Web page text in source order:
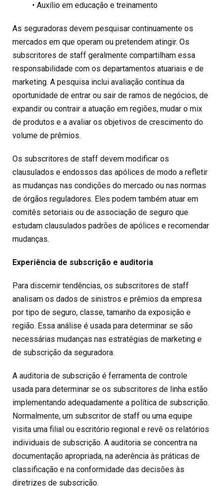
• Auxílio em educação e treinamento
As seguradoras devem pesquisar continuamente os
mercados em que operam ou pretendem atingir. Os
subscritores de staff geralmente compartilham essa
responsabilidade com os departamentos atuariais e de
marketing. A pesquisa inclui avaliação contínua da
oportunidade de entrar ou sair de ramos de negócios, de
expandir ou contrair a atuação em regiões, mudar o mix
de produtos e a avaliar os objetivos de crescimento do
volume de prêmios.
Os subscritores de staff devem modificar os
clausulados e endossos das apólices de modo a refletir
as mudanças nas condições do mercado ou nas normas
de órgãos reguladores. Eles podem também atuar em
comitês setoriais ou de associação de seguro que
estudam clausulados padrões de apólices e recomendar
mudanças.
Experiência de subscrição e auditoria
Para discernir tendências, os subscritores de staff
analisam os dados de sinistros e prêmios da empresa
por tipo de seguro, classe, tamanho da exposição e
região. Essa análise é usada para determinar se são
necessárias mudanças nas estratégias de marketing e
de subscrição da seguradora.
A auditoria de subscrição é ferramenta de controle
usada para determinar se os subscritores de linha estão
implementando adequadamente a política de subscrição.
Normalmente, um subscritor de staff ou uma equipe
visita uma filial ou escritório regional e revê os relatórios
individuais de subscrição. A auditoria se concentra na
documentação apropriada, na aderência às práticas de
classificação e na conformidade das decisões às
diretrizes de subscrição.